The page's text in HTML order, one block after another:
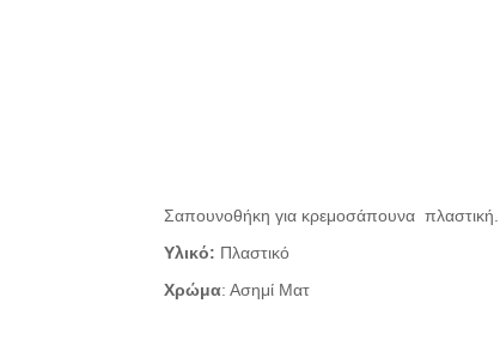
Σαπουνοθήκη για κρεμοσάπουνα πλαστική.
Υλικό: Πλαστικό
Χρώμα: Ασημί Ματ